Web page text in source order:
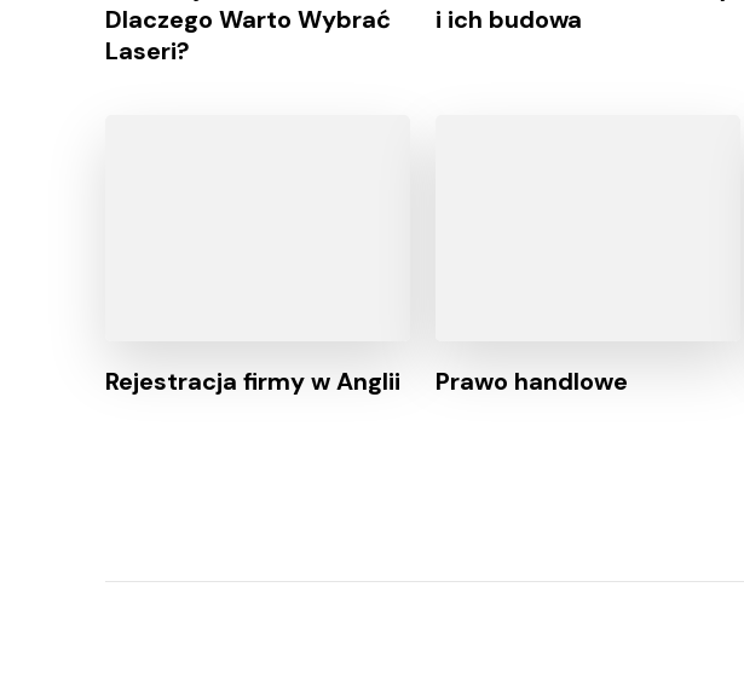
Dlaczego Warto Wybrać
Laseri?
i ich budowa
Rejestracja firmy w Anglii Prawo handlowe